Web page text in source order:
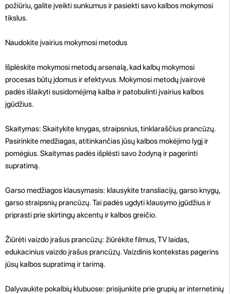
požiūriu, galite įveikti sunkumus ir pasiekti savo kalbos mokymosi
tikslus.
Naudokite įvairius mokymosi metodus
Išplėskite mokymosi metodų arsenalą, kad kalbų mokymosi
procesas būtų įdomus ir efektyvus. Mokymosi metodų įvairovė
padės išlaikyti susidomėjimą kalba ir patobulinti įvairius kalbos
įgūdžius.
Skaitymas: Skaitykite knygas, straipsnius, tinklaraščius prancūzų.
Pasirinkite medžiagas, atitinkančias jūsų kalbos mokėjimo lygį ir
pomėgius. Skaitymas padės išplėsti savo žodyną ir pagerinti
supratimą.
Garso medžiagos klausymasis: klausykite transliacijų, garso knygų,
garso straipsnių prancūzų. Tai padės ugdyti klausymo įgūdžius ir
priprasti prie skirtingų akcentų ir kalbos greičio.
Žiūrėti vaizdo įrašus prancūzų: žiūrėkite filmus, TV laidas,
edukacinius vaizdo įrašus prancūzų. Vaizdinis kontekstas pagerins
jūsų kalbos supratimą ir tarimą.
Dalyvaukite pokalbių klubuose: prisijunkite prie grupių ar internetinių